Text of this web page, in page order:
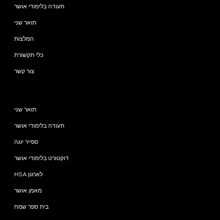
תעודה בלימודי אושר
תואר שני
המלצות
כלי תקשורת
צור קשר
תואר שני
תעודה בלימודי אושר
ספייר יוגה
דוקטורט בלימודי אושר
HSA לארגון
מאמן אושר
בית ספר שמח